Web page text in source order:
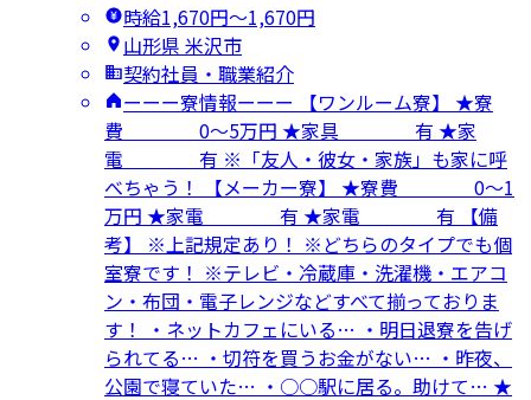
時給1,670円〜1,670円
山形県 米沢市
契約社員・職業紹介
ーーー寮情報ーーー 【ワンルーム寮】 ★寮
費 0～5万円 ★家具 有 ★家
電 有 ※「友人・彼女・家族」も家に呼
べちゃう！ 【メーカー寮】 ★寮費 0～1
万円 ★家電 有 ★家電 有 【備
考】 ※上記規定あり！ ※どちらのタイプでも個
室寮です！ ※テレビ・冷蔵庫・洗濯機・エアコ
ン・布団・電子レンジなどすべて揃っておりま
す！ ・ネットカフェにいる… ・明日退寮を告げ
られてる… ・切符を買うお金がない… ・昨夜、
公園で寝ていた… ・○○駅に居る。助けて… ★